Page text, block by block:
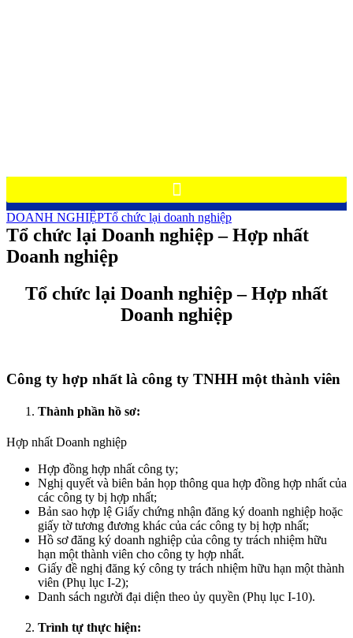
DOANH NGHIỆPTổ chức lại doanh nghiệp
Tổ chức lại Doanh nghiệp – Hợp nhất
Doanh nghiệp
Tổ chức lại Doanh nghiệp – Hợp nhất
Doanh nghiệp
Công ty hợp nhất là công ty TNHH một thành viên
Thành phần hồ sơ:
Hợp nhất Doanh nghiệp
Hợp đồng hợp nhất công ty;
Nghị quyết và biên bản họp thông qua hợp đồng hợp nhất của
các công ty bị hợp nhất;
Bản sao hợp lệ Giấy chứng nhận đăng ký doanh nghiệp hoặc
giấy tờ tương đương khác của các công ty bị hợp nhất;
Hồ sơ đăng ký doanh nghiệp của công ty trách nhiệm hữu
hạn một thành viên cho công ty hợp nhất.
Giấy đề nghị đăng ký công ty trách nhiệm hữu hạn một thành
viên (Phụ lục I-2);
Danh sách người đại diện theo ủy quyền (Phụ lục I-10).
Trình tự thực hiện: